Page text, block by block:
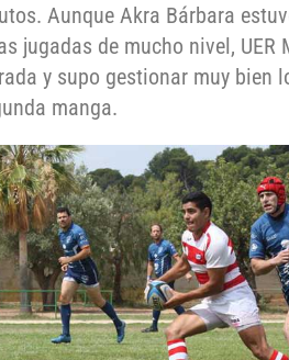
Aunque Akra Bárbara
jugadas de mucho nivel, UER
y supo gestionar muy bien
manga.